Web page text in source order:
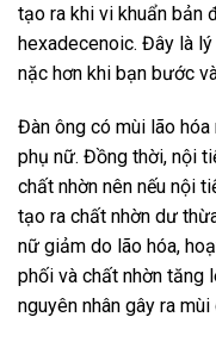
tạo ra khi vi khuẩn bản
hexadecenoic. Đây là
nặc hơn khi bạn bước
Đàn ông có mùi lão hóa
phụ nữ. Đồng thời, nội
chất nhờn nên nếu nội
tạo ra chất nhờn dư
nữ giảm do lão hóa,
phối và chất nhờn tăng
nguyên nhân gây ra